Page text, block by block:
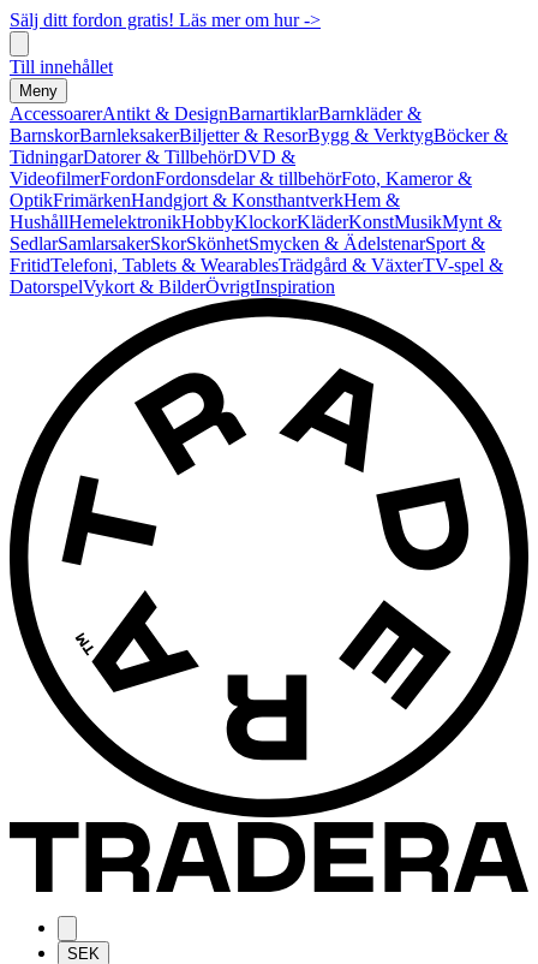
Sälj ditt fordon gratis! Läs mer om hur ->
Till innehållet
Meny
AccessoarerAntikt & DesignBarnartiklarBarnkläder &
BarnskorBarnleksakerBiljetter & ResorBygg & VerktygBöcker &
TidningarDatorer & TillbehörDVD &
VideofilmerFordonFordonsdelar & tillbehörFoto, Kameror &
OptikFrimärkenHandgjort & KonsthantverkHem &
HushållHemelektronikHobbyKlockorKläderKonstMusikMynt &
SedlarSamlarsakerSkorSkönhetSmycken & ÄdelstenarSport &
FritidTelefoni, Tablets & WearablesTrädgård & VäxterTV-spel &
DatorspelVykort & BilderÖvrigtInspiration
SEK